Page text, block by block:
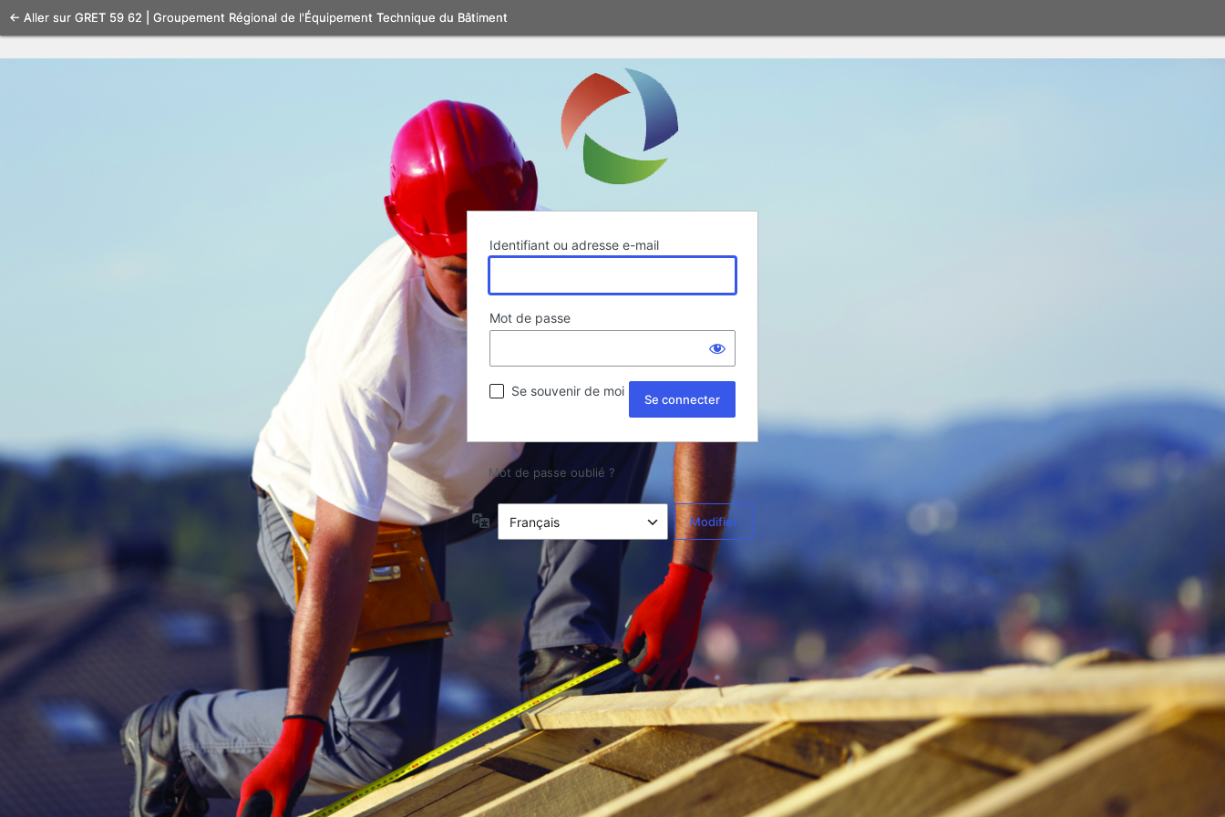
Se
connecter
Identifiant ou adresse e-mail
Mot de passe
Se souvenir de moi
Mot de passe oublié ?
← Aller sur GRET 59 62 | Groupement Régional de l'Équipement Technique du Bâtiment
Langue